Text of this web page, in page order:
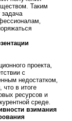
Таким
задача
проекта,
с
недостатком,
в итоге
ресурсов и
среде.
взимания